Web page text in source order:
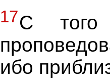
17С того
ибо